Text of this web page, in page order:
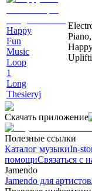
Happy
Fun
Music
Loop
1
Long
Thesieryj
Скачать приложение
Полезные ссылки
Каталог музыкиIn-
помощиСвязаться с
Jamendo
Jamendo для артистов